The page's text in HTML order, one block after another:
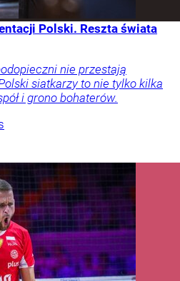
Polski. Reszta świata
nie przestają
siatkarzy to nie tylko kilka
i grono bohaterów.